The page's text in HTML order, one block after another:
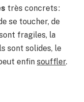
très concrets :
se toucher, de
fragiles, la
sont solides, le
enfin souffler.